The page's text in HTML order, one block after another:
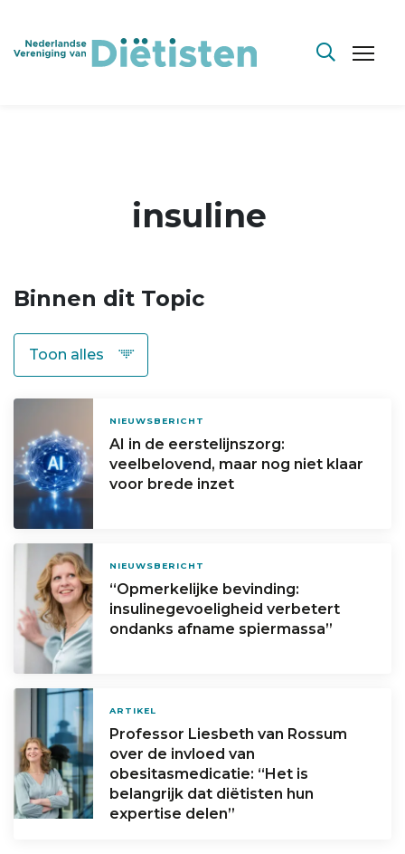
insuline
Binnen dit Topic
NIEUWSBERICHT
AI in de eerstelijnszorg:
veelbelovend, maar nog niet klaar
voor brede inzet
NIEUWSBERICHT
“Opmerkelijke bevinding:
insulinegevoeligheid verbetert
ondanks afname spiermassa”
ARTIKEL
Professor Liesbeth van Rossum
over de invloed van
obesitasmedicatie: “Het is
belangrijk dat diëtisten hun
expertise delen”